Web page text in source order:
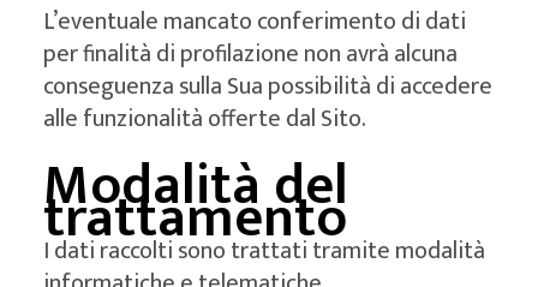
L’eventuale mancato conferimento di dati
per finalità di profilazione non avrà alcuna
conseguenza sulla Sua possibilità di accedere
alle funzionalità offerte dal Sito.
Modalità del
trattamento
I dati raccolti sono trattati tramite modalità